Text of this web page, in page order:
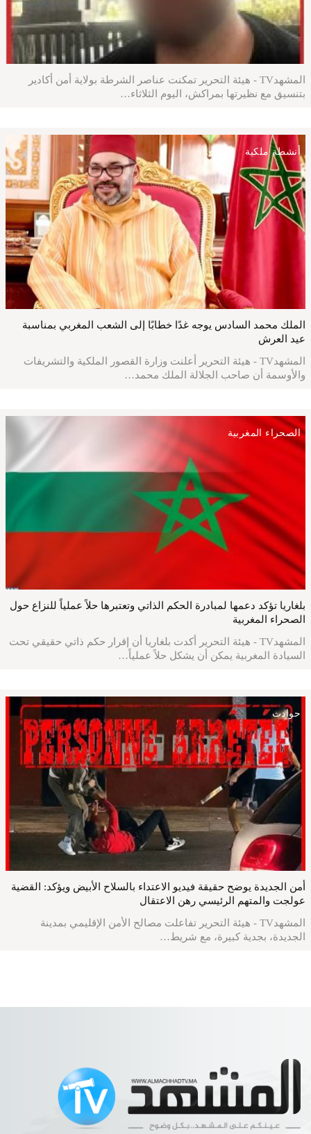
المشهدTV - هيئة التحرير تمكنت عناصر الشرطة بولاية أمن أكادير
بتنسيق مع نظيرتها بمراكش، اليوم الثلاثاء…
أنشطة ملكية
الملك محمد السادس يوجه غدًا خطابًا إلى الشعب المغربي بمناسبة
عيد العرش
المشهدTV - هيئة التحرير أعلنت وزارة القصور الملكية والتشريفات
والأوسمة أن صاحب الجلالة الملك محمد…
الصحراء المغربية
بلغاريا تؤكد دعمها لمبادرة الحكم الذاتي وتعتبرها حلاً عملياً للنزاع حول
الصحراء المغربية
المشهدTV - هيئة التحرير أكدت بلغاريا أن إقرار حكم ذاتي حقيقي تحت
السيادة المغربية يمكن أن يشكل حلاً عملياً…
حوادث
أمن الجديدة يوضح حقيقة فيديو الاعتداء بالسلاح الأبيض ويؤكد: القضية
عولجت والمتهم الرئيسي رهن الاعتقال
المشهدTV - هيئة التحرير تفاعلت مصالح الأمن الإقليمي بمدينة
الجديدة، بجدية كبيرة، مع شريط…